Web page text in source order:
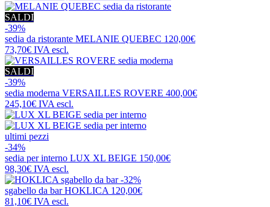
SALDI
-39%
sedia da ristorante MELANIE QUEBEC 120,00€
73,70€ IVA escl.
SALDI
-39%
sedia moderna VERSAILLES ROVERE 400,00€
245,10€ IVA escl.
ultimi pezzi
-34%
sedia per interno LUX XL BEIGE 150,00€
98,30€ IVA escl.
-32%
sgabello da barHOKLICA 120,00€
81,10€ IVA escl.